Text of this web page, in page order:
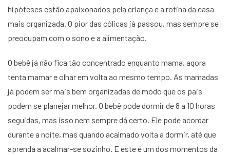
hipóteses estão apaixonados pela criança e a rotina da casa
mais organizada. O pior das cólicas já passou, mas sempre se
preocupam com o sono e a alimentação.
O bebê já não fica tão concentrado enquanto mama, agora
tenta mamar e olhar em volta ao mesmo tempo. As mamadas
já podem ser mais bem organizadas de modo que os pais
podem se planejar melhor. O bebê pode dormir de 8 a 10 horas
seguidas, mas isso nem sempre dá certo. Ele pode acordar
durante a noite, mas quando acalmado volta a dormir, até que
aprenda a acalmar-se sozinho. E este é um dos momentos da